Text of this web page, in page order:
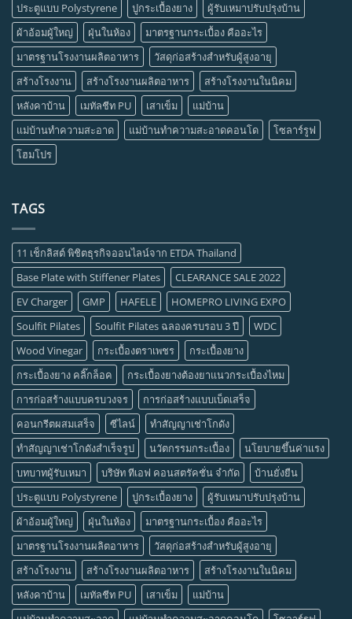
ประตูแบบ Polystyrene
ปูกระเบื้องยาง
ผู้รับเหมาปรับปรุงบ้าน
ผ้าอ้อมผู้ใหญ่
ฝุ่นในห้อง
มาตรฐานกระเบื้อง คืออะไร
มาตรฐานโรงงานผลิตอาหาร
วัสดุก่อสร้างสำหรับผู้สูงอายุ
สร้างโรงงาน
สร้างโรงงานผลิตอาหาร
สร้างโรงงานในนิคม
หลังคาบ้าน
เมทัลชีท PU เสาเข็ม
แม่บ้าน
แม่บ้านทำความสะอาด
แม่บ้านทำความสะอาดคอนโด
โซลาร์รูฟ
โฮมโปร
TAGS
11 เช็กลิสต์ พิชิตธุรกิจออนไลน์จาก ETDA Thailand
Base Plate with Stiffener Plates
CLEARANCE SALE 2022
EV Charger
GMP HAFELE
HOMEPRO LIVING EXPO
Soulfit Pilates
Soulfit Pilates ฉลองครบรอบ 3 ปี
WDC
Wood Vinegar
กระเบื้องตราเพชร
กระเบื้องยาง
กระเบื้องยาง คลิ๊กล็อค
กระเบื้องยางต้องยาแนวกระเบื้องไหม
การก่อสร้างแบบครบวงจร
การก่อสร้างแบบเบ็ดเสร็จ
คอนกรีตผสมเสร็จ
ซีไลน์
ทำสัญญาเช่าโกดัง
ทำสัญญาเช่าโกดังสำเร็จรูป
นวัตกรรมกระเบื้อง
นโยบายขึ้นค่าแรง
บทบาทผู้รับเหมา
บริษัท ทีเอฟ คอนสตรัคชั่น จำกัด
บ้านยั่งยืน
ประตูแบบ Polystyrene
ปูกระเบื้องยาง
ผู้รับเหมาปรับปรุงบ้าน
ผ้าอ้อมผู้ใหญ่
ฝุ่นในห้อง
มาตรฐานกระเบื้อง คืออะไร
มาตรฐานโรงงานผลิตอาหาร
วัสดุก่อสร้างสำหรับผู้สูงอายุ
สร้างโรงงาน
สร้างโรงงานผลิตอาหาร
สร้างโรงงานในนิคม
หลังคาบ้าน
เมทัลชีท PU เสาเข็ม
แม่บ้าน